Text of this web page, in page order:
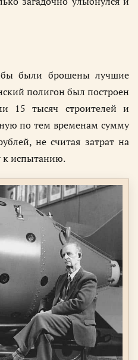
были брошены лучшие
полигон был построен
15 тысяч строителей и
по тем временам сумму
не считая затрат на
к испытанию.